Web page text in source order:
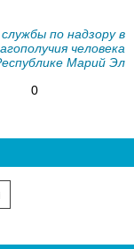
по надзору в
человека
Марий Эл
0